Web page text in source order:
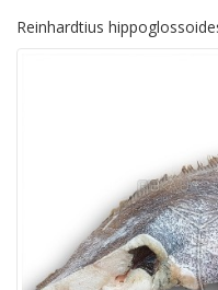
Reinhardtius